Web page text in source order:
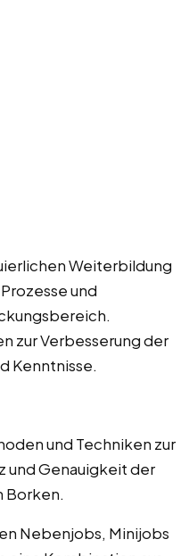
Weiterbildung
und
zur Verbesserung der
Kenntnisse.
und Techniken zur
und Genauigkeit der
Borken.
Nebenjobs, Minijobs